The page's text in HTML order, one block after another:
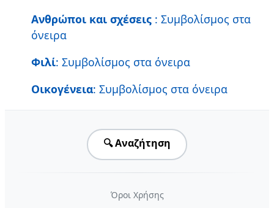
Ανθρώποι και σχέσεις : Συμβολίσμος στα
όνειρα
Φιλί: Συμβολίσμος στα όνειρα
Οικογένεια: Συμβολίσμος στα όνειρα
🔍 Αναζήτηση
Όροι Χρήσης